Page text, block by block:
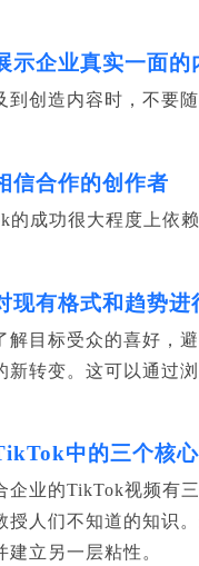
示企业真实一面的
到创造内容时，不要
信合作的创作者
的成功很大程度上依
现有格式和趋势进
解目标受众的喜好，
新转变。这可以通过
中的三个核
企业的TikTok视频有
授人们不知道的知识
建立另一层粘性。